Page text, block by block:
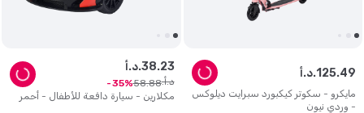
مايكرو - سكوتر كيكبورد سبرايت ديلوكس
- وردي نيون
د.أ.125.49
مكلارين - سيارة دافعة للأطفال - أحمر
د.أ.38.23
د.أ. 58.88
35